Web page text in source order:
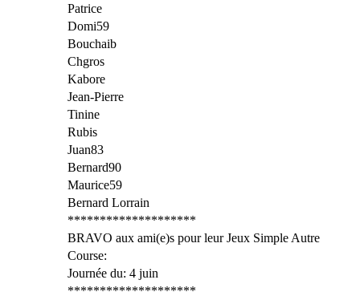
Patrice
Domi59
Bouchaib
Chgros
Kabore
Jean-Pierre
Tinine
Rubis
Juan83
Bernard90
Maurice59
Bernard Lorrain
********************
BRAVO aux ami(e)s pour leur Jeux Simple Autre
Course:
Journée du: 4 juin
********************